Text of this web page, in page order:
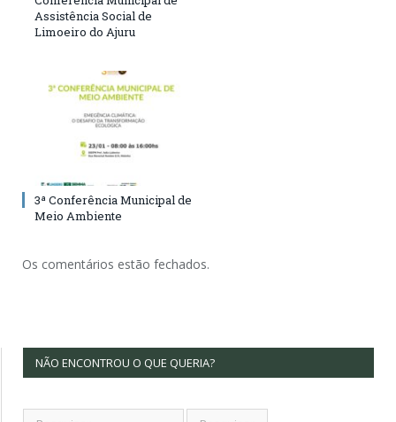
Assistência Social de
Limoeiro do Ajuru
3ª Conferência Municipal de
Meio Ambiente
Os comentários estão fechados.
NÃO ENCONTROU O QUE QUERIA?